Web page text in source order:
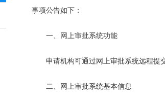
事项公告如下：
一、网上审批系统功能
申请机构可通过网上审批系统远程提
二、网上审批系统基本信息